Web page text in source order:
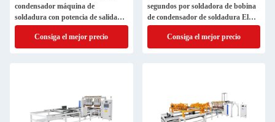
condensador máquina de
soldadura con potencia de salida
112kw adecuado para la fabricación
de refrigeración
Consiga el mejor precio
segundos por soldadora de bobina
de condensador de soldadura El
tubo Bundy de material adecuado
garantiza soldaduras consistentes
Consiga el mejor precio